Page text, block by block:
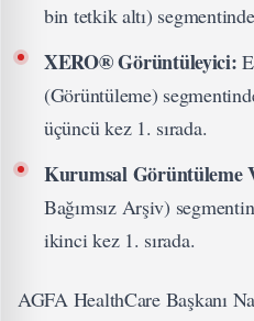
bin tetkik altı)
XERO® Görüntüleyici:
(Görüntüleme)
üçüncü kez 1. sırada.
Kurumsal Görüntüleme
Bağımsız Arşiv)
ikinci kez 1. sırada.
AGFA HealthCare Başkanı